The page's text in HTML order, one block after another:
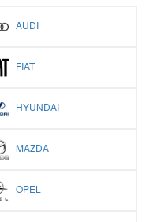
AUDI
FIAT
HYUNDAI
MAZDA
OPEL